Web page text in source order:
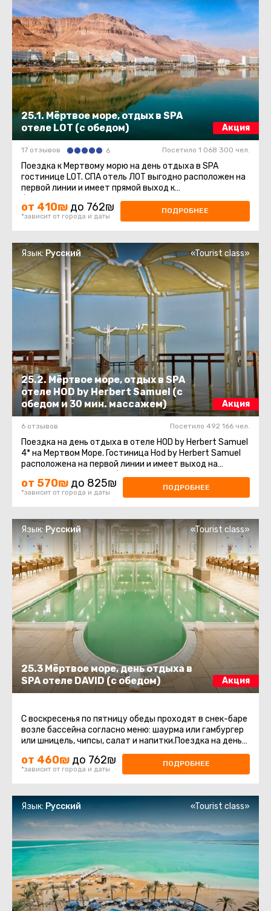
25.1. Мёртвое море, отдых в SPA
отеле LOT (с обедом)
Акция
17 отзывов 6 Посетило 1 068 300 чел.
Поездка к Мертвому морю на день отдыха в SPA
гостинице LOT. СПА отель ЛОТ выгодно расположен на
первой линии и имеет прямой выход к
благоустроенному пляжу Мертвого моря ...
от 410₪ до 762₪
*зависит от города и даты
ПОДРОБНЕЕ
25.2. Мёртвое море, отдых в SPA
отеле HOD by Herbert Samuel (с
обедом и 30 мин. массажем)
Акция
Язык: Русский «Tourist class»
6 отзывов Посетило 492 166 чел.
Поездка на день отдыха в отеле HOD by Herbert Samuel
4* на Мертвом Море. Гостиница Hod by Herbert Samuel
расположена на первой линии и имеет выход на
прилегающий к отелю благоустроенный ...
от 570₪ до 825₪
*зависит от города и даты
ПОДРОБНЕЕ
25.3 Мёртвое море, день отдыха в
SPA отеле DAVID (с обедом)
Акция
Язык: Русский «Tourist class»
С воскресенья по пятницу обеды проходят в снек-баре
возле бассейна согласно меню: шаурма или гамбургер
или шницель, чипсы, салат и напитки.Поездка на день
от 460₪ до 762₪
*зависит от города и даты
ПОДРОБНЕЕ
Язык: Русский «Tourist class»